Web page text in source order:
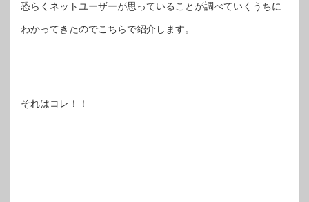
恐らくネットユーザーが思っていることが調べていくうちに
わかってきたのでこちらで紹介します。
それはコレ！！